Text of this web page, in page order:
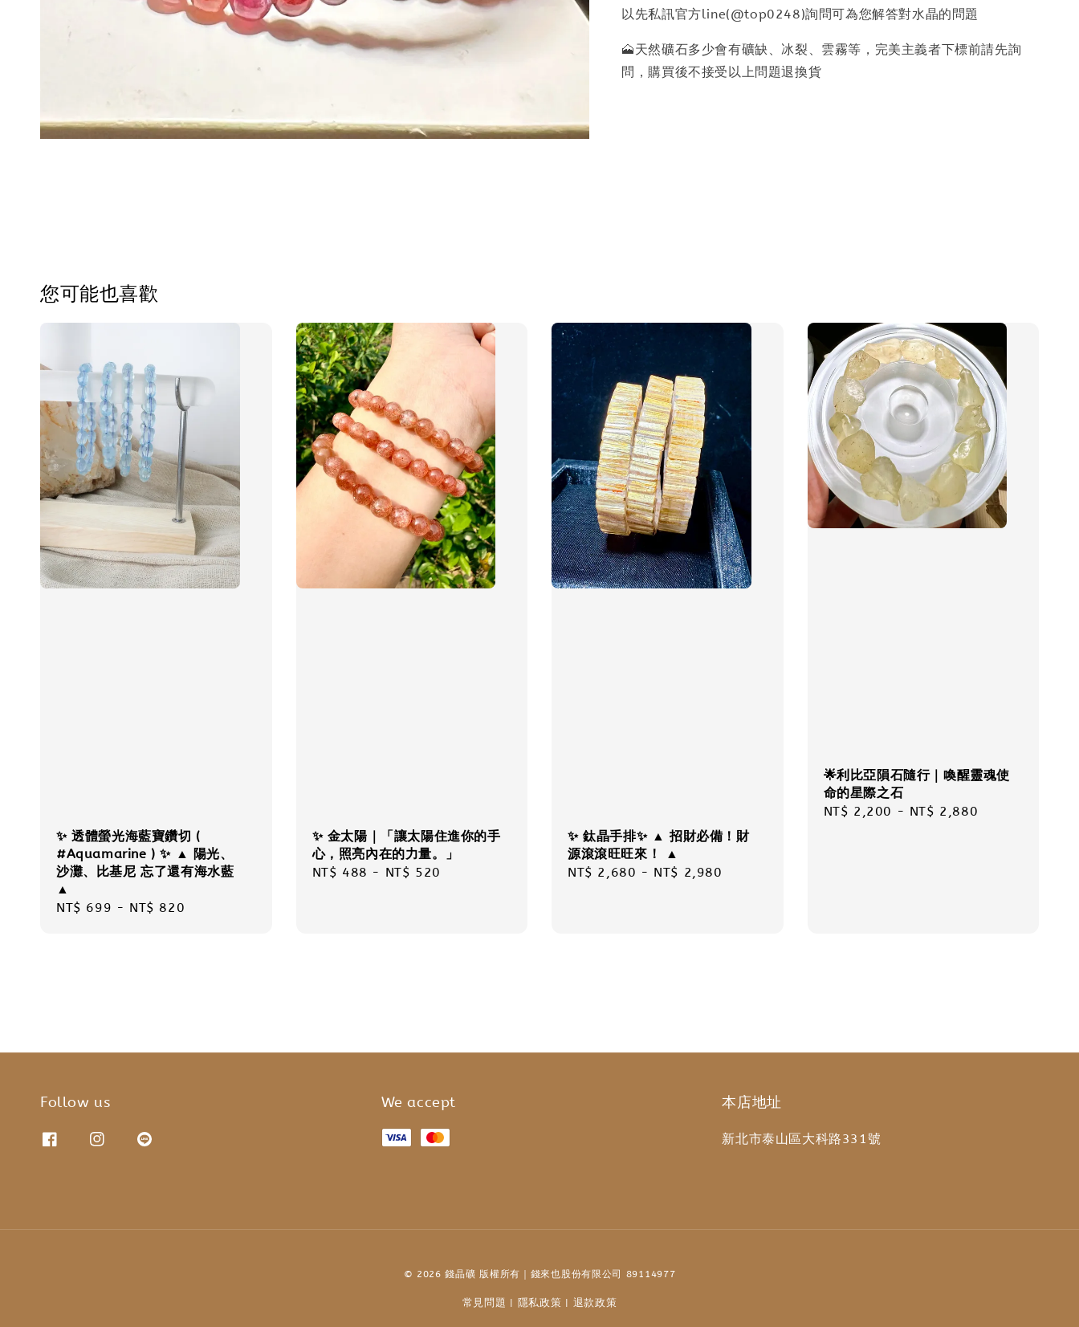
以先私訊官方line(@top0248)詢問可為您解答對水晶的問題
🗻天然礦石多少會有礦缺、冰裂、雲霧等，完美主義者下標前請先詢
問，購買後不接受以上問題退換貨
您可能也喜歡
✨ 透體螢光海藍寶鑽切 (
#Aquamarine ) ✨ ▲ 陽光、
沙灘、比基尼 忘了還有海水藍
▲
Regular
NT$ 699 - NT$ 820
✨ 金太陽｜「讓太陽住進你的手
心，照亮內在的力量。」
Regular
NT$ 488 - NT$ 520
✨ 鈦晶手排✨ ▲ 招財必備！財
源滾滾旺旺來！ ▲
Regular
NT$ 2,680 - NT$ 2,980
🌟利比亞隕石隨行｜喚醒靈魂使
命的星際之石
Regular
NT$ 2,200 - NT$ 2,880
Follow us We accept 本店地址
新北市泰山區大科路331號
© 2026 錢晶礦 版權所有｜錢來也股份有限公司 89114977
常見問題 | 隱私政策 | 退款政策